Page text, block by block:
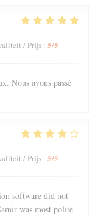
/ Prijs : 5/5
Nous avons passé
/ Prijs : 5/5
software did not
was most polite